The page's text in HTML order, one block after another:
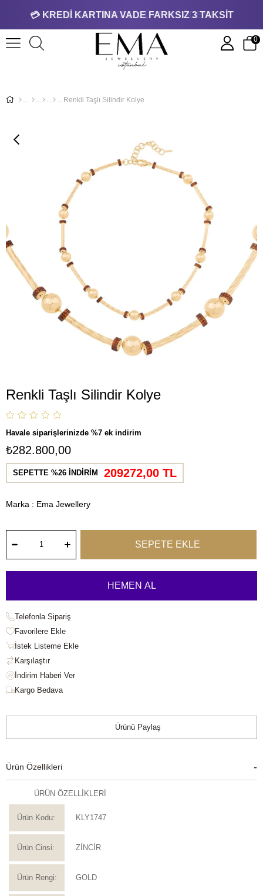
💳 KREDİ KARTINA VADE FARKSIZ 3 TAKSİT
0
Renkli Taşlı Silindir Kolye
Renkli Taşlı Silindir Kolye
Havale siparişlerinizde %7 ek indirim
₺282.800,00
SEPETTE %26 İNDİRİM 209272,00 TL
Marka : Ema Jewellery
Telefonla Sipariş
Favorilere Ekle
İstek Listeme Ekle
Karşılaştır
Kargo Bedava
Ürünü Paylaş
Ürün Özellikleri
ÜRÜN ÖZELLİKLERİ
Ürün Kodu: KLY1747
Ürün Cinsi: ZİNCİR
Ürün Rengi: GOLD